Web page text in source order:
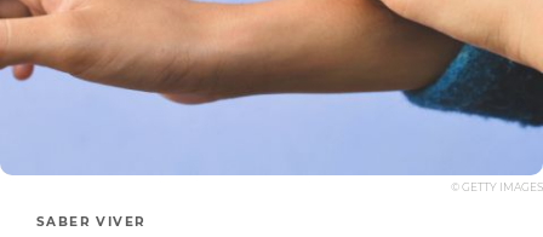
© GETTY IMAGES
SABER VIVER